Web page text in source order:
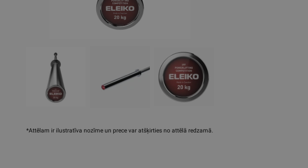
*Attēlam ir ilustratīva nozīme un prece var atšķirties no attēlā redzamā.